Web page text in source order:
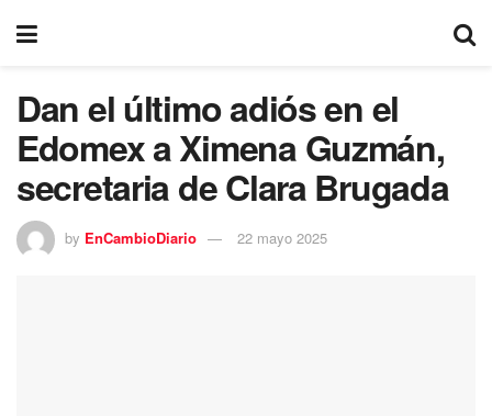
Dan el último adiós en el
Edomex a Ximena Guzmán,
secretaria de Clara Brugada
by EnCambioDiario 22 mayo 2025